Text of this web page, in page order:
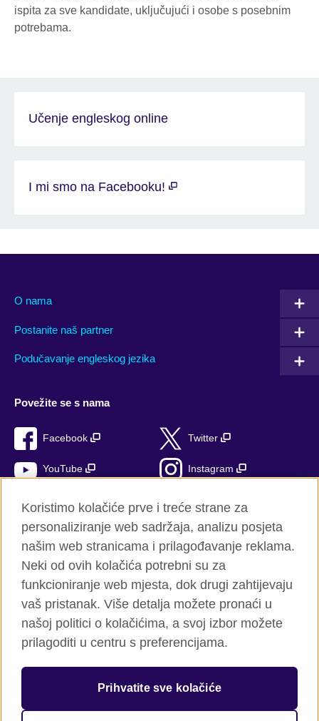
ispita za sve kandidate, uključujući i osobe s posebnim
potrebama.
Učenje engleskog online
I mi smo na Facebooku!
O nama
Postanite naš partner
Podučavanje engleskog jezika
Povežite se s nama
Facebook Twitter
YouTube Instagram
British Council Global
Privatnost i uvjeti
Kolačići
Pregled stranica
© 2026 British Council
Međuranodna organizacija za kulturne veze i obrazovne prilike
Koristimo kolačiće prve i treće strane za
personaliziranje web sadržaja, analizu posjeta
našim web stranicama i prilagođavanje reklama.
Neki od ovih kolačića potrebni su za
funkcioniranje web mjesta, dok drugi zahtijevaju
vaš pristanak. Više detalja možete pronaći u
našoj politici o kolačićima, a svoj izbor možete
prilagoditi u centru s preferencijama.
Prihvatite sve kolačiće